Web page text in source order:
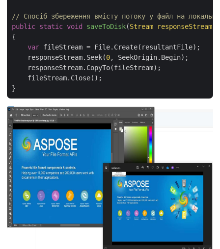
// Спосіб збереження вмісту потоку у файл на
public static void saveToDisk(Stream
{
var fileStream = File.Create(resultantFile);
    responseStream.Seek(
0, SeekOrigin.Begin);
    responseStream.CopyTo(fileStream);
    fileStream.Close();